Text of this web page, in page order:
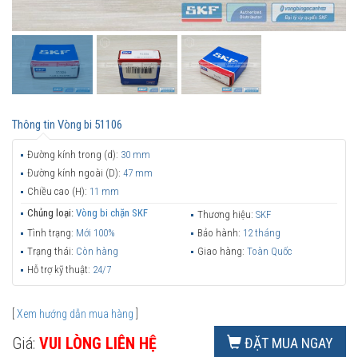
Thông tin Vòng bi 51106
Đường kính trong (d): 30 mm
Đường kính ngoài (D): 47 mm
Chiều cao (H): 11 mm
Chủng loại: Vòng bi chặn SKF Thương hiệu: SKF
Tình trạng: Mới 100% Bảo hành: 12 tháng
Trạng thái: Còn hàng Giao hàng: Toàn Quốc
Hỗ trợ kỹ thuật: 24/7
Xem hướng dẫn mua hàng
Giá: VUI LÒNG LIÊN HỆ ĐẶT MUA NGAY